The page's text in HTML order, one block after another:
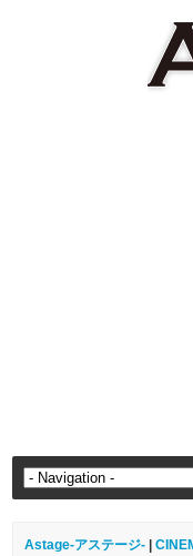
Astage-アステージ- |